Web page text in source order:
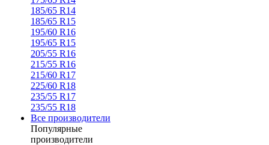
185/65 R14
185/65 R15
195/60 R16
195/65 R15
205/55 R16
215/55 R16
215/60 R17
225/60 R18
235/55 R17
235/55 R18
Все производители
Популярные
производители